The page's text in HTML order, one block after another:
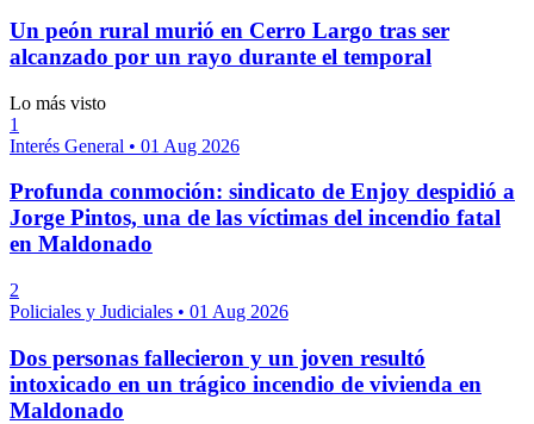
Un peón rural murió en Cerro Largo tras ser
alcanzado por un rayo durante el temporal
Lo más visto
1
Interés General • 01 Aug 2026
Profunda conmoción: sindicato de Enjoy despidió a
Jorge Pintos, una de las víctimas del incendio fatal
en Maldonado
2
Policiales y Judiciales • 01 Aug 2026
Dos personas fallecieron y un joven resultó
intoxicado en un trágico incendio de vivienda en
Maldonado